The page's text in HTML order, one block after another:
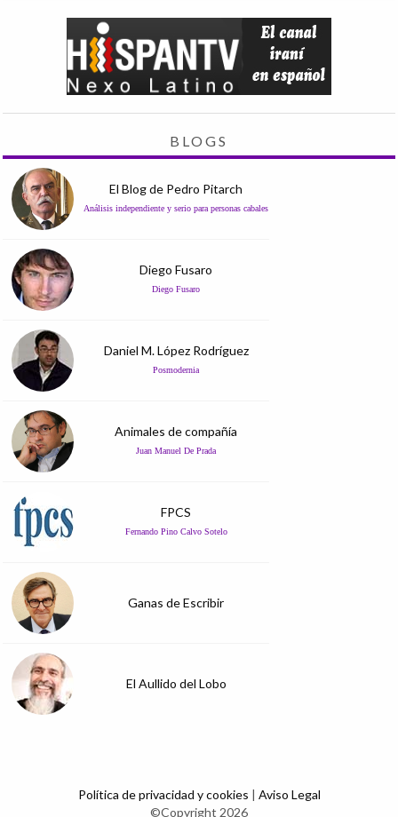
BLOGS
El Blog de Pedro Pitarch
Análisis independiente y serio para personas cabales
Diego Fusaro
Diego Fusaro
Daniel M. López Rodríguez
Posmodernia
Animales de compañía
Juan Manuel De Prada
FPCS
Fernando Pino Calvo Sotelo
Ganas de Escribir
El Aullido del Lobo
Política de privacidad y cookies | Aviso Legal
©Copyright 2026